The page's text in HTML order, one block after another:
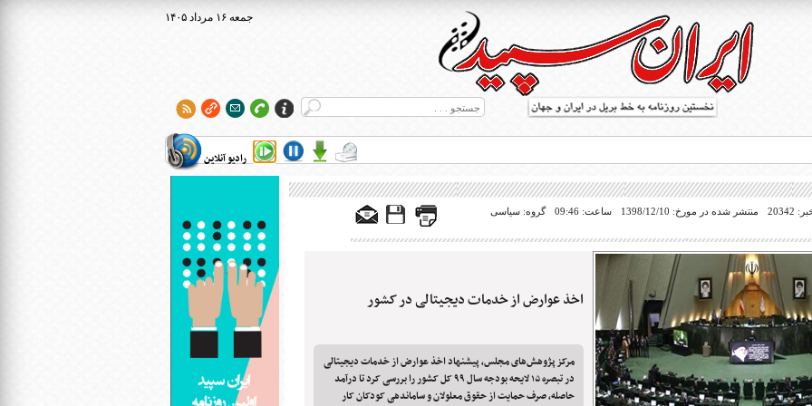
۱۴۰۵ جمعه ۱۶ مرداد
رادیو آنلاین
بریل در جهان
منتشر شده در مورخ: 1398/12/10 ساعت: 09:46 گروه: سیاسی
اخذ عوارض از خدمات دیجیتالی در کشور
مرکز پژوهش‌های مجلس، پیشنهاد اخذ عوارض از خدمات دیجیتالی
در تبصره ۱۵ لایحه بودجه سال ۹۹ کل کشور را بررسی کرد تا درآمد
حاصله، صرف حمایت از حقوق معلولان و ساماندهی کودکان کار